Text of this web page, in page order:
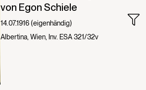
von Egon Schiele
14.07.1916 (eigenhändig)
Albertina, Wien, Inv. ESA 321/32v